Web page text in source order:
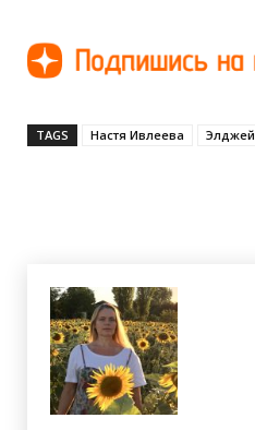
TAGS Настя Ивлеева Элджей